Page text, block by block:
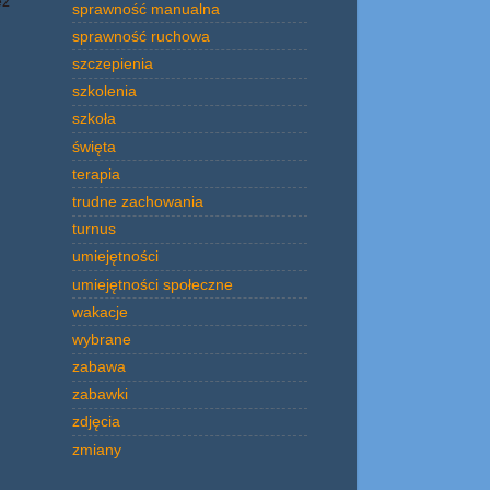
sprawność manualna
sprawność ruchowa
szczepienia
szkolenia
szkoła
święta
terapia
trudne zachowania
turnus
umiejętności
umiejętności społeczne
wakacje
wybrane
zabawa
zabawki
zdjęcia
zmiany